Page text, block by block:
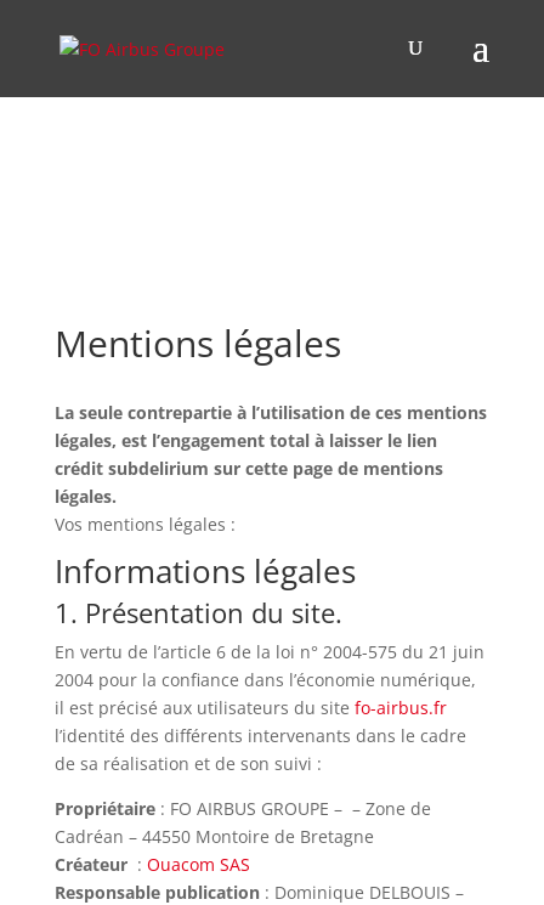
Mentions légales
La seule contrepartie à l’utilisation de ces mentions
légales, est l’engagement total à laisser le lien
crédit subdelirium sur cette page de mentions
légales.
Vos mentions légales :
Informations légales
1. Présentation du site.
En vertu de l’article 6 de la loi n° 2004-575 du 21 juin
2004 pour la confiance dans l’économie numérique,
il est précisé aux utilisateurs du site fo-airbus.fr
l’identité des différents intervenants dans le cadre
de sa réalisation et de son suivi :
Propriétaire: FO AIRBUS GROUPE – – Zone de
Cadréan – 44550 Montoire de Bretagne
Créateur: Ouacom SAS
Responsable publication: Dominique DELBOUIS –